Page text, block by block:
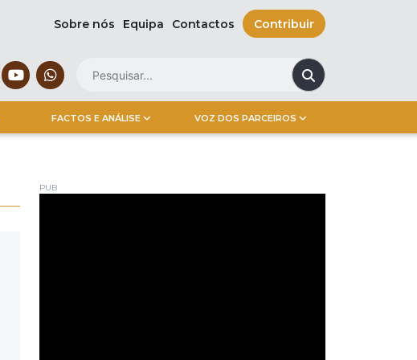
Sobre nós Equipa Contactos Contribuir
FACTOS E ANÁLISE VOZ DOS PARCEIROS
PUB